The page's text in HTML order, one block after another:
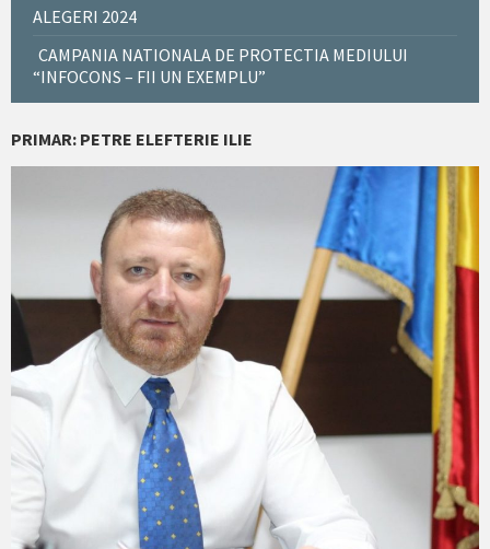
ALEGERI 2024
CAMPANIA NATIONALA DE PROTECTIA MEDIULUI
“INFOCONS – FII UN EXEMPLU”
PRIMAR: PETRE ELEFTERIE ILIE